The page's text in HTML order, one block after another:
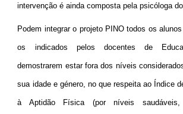
intervenção é ainda composta pela psicóloga
Podem integrar o projeto PINO todos os
os indicados pelos docentes de
demostrarem estar fora dos níveis
sua idade e género, no que respeita ao Índice
à Aptidão Física (por níveis saudáveis,